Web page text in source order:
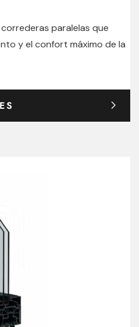
paralelas que
y el confort máximo de la